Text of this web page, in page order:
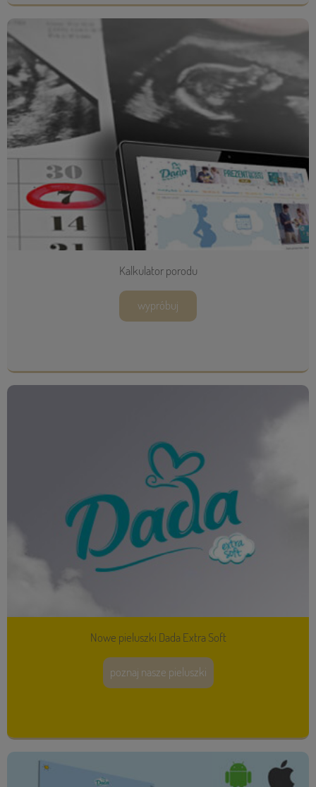
Kalkulator porodu
wypróbuj
Nowe pieluszki Dada Extra Soft
poznaj nasze pieluszki